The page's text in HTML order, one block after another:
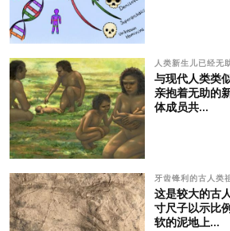
人类新生儿已经无
与现代人类类
亲抱着无助的
体成员共...
牙齿锋利的古人类
这是较大的古
寸尺子以示比
软的泥地上...